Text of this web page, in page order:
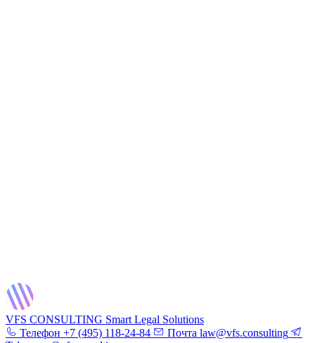
VFS CONSULTING Smart Legal Solutions
Телефон +7 (495) 118-24-84 Почта law@vfs.consulting